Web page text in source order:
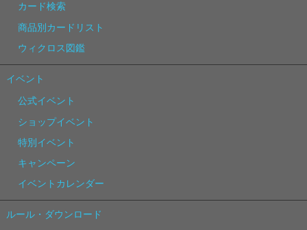
カード検索
商品別カードリスト
ウィクロス図鑑
イベント
公式イベント
ショップイベント
特別イベント
キャンペーン
イベントカレンダー
ルール・ダウンロード